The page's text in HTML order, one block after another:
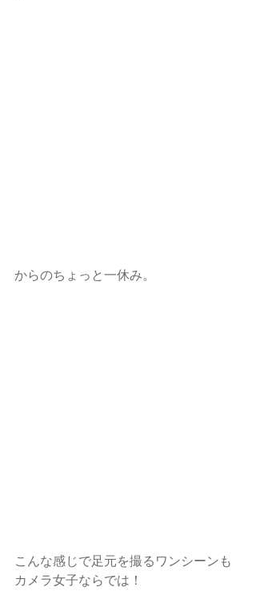
からのちょっと一休み。
こんな感じで足元を撮るワンシーンも
カメラ女子ならでは！